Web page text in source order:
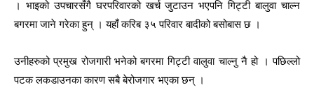
। भाइको उपचारसँगै घरपरिवारको खर्च जुटाउन भएपनि गिट्टी बालुवा चाल्न
बगरमा जाने गरेका हुन् । यहाँ करिब ३५ परिवार बादीको बसोबास छ ।
उनीहरुको प्रमुख रोजगारी भनेको बगरमा गिट्टी वालुवा चाल्नु नै हो । पछिल्लो
पटक लकडाउनका कारण सबै बेरोजगार भएका छन् ।